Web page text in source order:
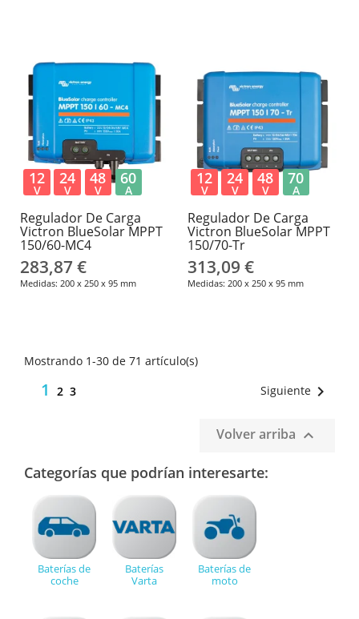
Regulador De Carga
Victron BlueSolar MPPT
150/60-MC4
283,87 €
Medidas: 200 x 250 x 95 mm
12
V
24
V
48
V
60
A
Regulador De Carga
Victron BlueSolar MPPT
150/70-Tr
313,09 €
Medidas: 200 x 250 x 95 mm
12
V
24
V
48
V
70
A
Mostrando 1-30 de 71 artículo(s)
1 2 3 Siguiente 
Volver arriba 
Categorías que podrían interesarte:
Baterías de
coche
Baterías
Varta
Baterías de
moto